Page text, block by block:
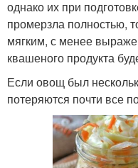
однако их при
промерзла полностью,
мягким, с менее
квашеного продукта
Если овощ был
потеряются почти все